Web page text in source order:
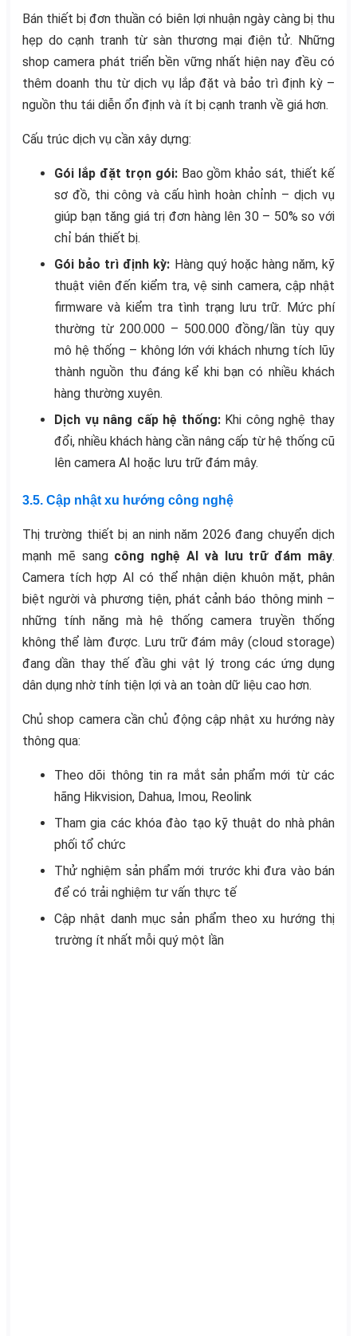
Bán thiết bị đơn thuần có biên lợi nhuận ngày càng bị thu
hẹp do cạnh tranh từ sàn thương mại điện tử. Những
shop camera phát triển bền vững nhất hiện nay đều có
thêm doanh thu từ dịch vụ lắp đặt và bảo trì định kỳ –
nguồn thu tái diễn ổn định và ít bị cạnh tranh về giá hơn.
Cấu trúc dịch vụ cần xây dựng:
Gói lắp đặt trọn gói:Bao gồm khảo sát, thiết kế
sơ đồ, thi công và cấu hình hoàn chỉnh – dịch vụ
giúp bạn tăng giá trị đơn hàng lên 30 – 50% so với
chỉ bán thiết bị.
Gói bảo trì định kỳ: Hàng quý hoặc hàng năm, kỹ
thuật viên đến kiểm tra, vệ sinh camera, cập nhật
firmware và kiểm tra tình trạng lưu trữ. Mức phí
thường từ 200.000 – 500.000 đồng/lần tùy quy
mô hệ thống – không lớn với khách nhưng tích lũy
thành nguồn thu đáng kể khi bạn có nhiều khách
hàng thường xuyên.
Dịch vụ nâng cấp hệ thống:Khi công nghệ thay
đổi, nhiều khách hàng cần nâng cấp từ hệ thống cũ
lên camera AI hoặc lưu trữ đám mây.
3.5. Cập nhật xu hướng công nghệ
Thị trường thiết bị an ninh năm 2026 đang chuyển dịch
mạnh mẽ sang công nghệ AI và lưu trữ đám mây.
Camera tích hợp AI có thể nhận diện khuôn mặt, phân
biệt người và phương tiện, phát cảnh báo thông minh –
những tính năng mà hệ thống camera truyền thống
không thể làm được. Lưu trữ đám mây (cloud storage)
đang dần thay thế đầu ghi vật lý trong các ứng dụng
dân dụng nhờ tính tiện lợi và an toàn dữ liệu cao hơn.
Chủ shop camera cần chủ động cập nhật xu hướng này
thông qua:
Theo dõi thông tin ra mắt sản phẩm mới từ các
hãng Hikvision, Dahua, Imou, Reolink
Tham gia các khóa đào tạo kỹ thuật do nhà phân
phối tổ chức
Thử nghiệm sản phẩm mới trước khi đưa vào bán
để có trải nghiệm tư vấn thực tế
Cập nhật danh mục sản phẩm theo xu hướng thị
trường ít nhất mỗi quý một lần